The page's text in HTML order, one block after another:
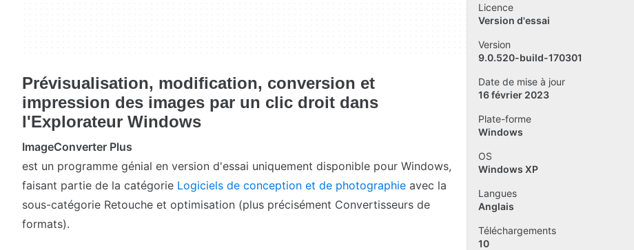
Prévisualisation, modification, conversion et
impression des images par un clic droit dans
l'Explorateur Windows
ImageConverter Plus
est un programme génial en version d'essai uniquement disponible pour Windows,
faisant partie de la catégorie Logiciels de conception et de photographie avec la
sous-catégorie Retouche et optimisation (plus précisément Convertisseurs de
formats).
Licence
Version d'essai
Version
9.0.520-build-170301
Date de mise à jour
16 février 2023
Plate-forme
Windows
OS
Windows XP
Langues
Anglais
Téléchargements
10